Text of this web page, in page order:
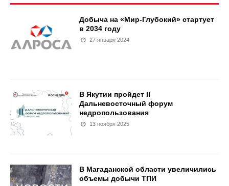
Добыча на «Мир-Глубокий» стартует
в 2034 году
27 января 2024
В Якутии пройдет II
Дальневосточный форум
недропользования
13 ноября 2025
В Магаданской области увеличились
объемы добычи ТПИ